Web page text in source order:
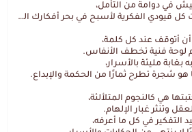
في دوامة من التأمل،
قيودي الفكرية لأسبح في بحر أفكارك العميق.
أن أتوقف عند كل كلمة،
لوحة فنية تخطف الأنفاس.
مليئة بالأسرار،
شجرة تطرح ثمارًا من الحكمة والإبداع.
هي كالنجوم المتلألئة،
وتنثر غبار الإلهام.
التفكير في كل ما أعرفه،